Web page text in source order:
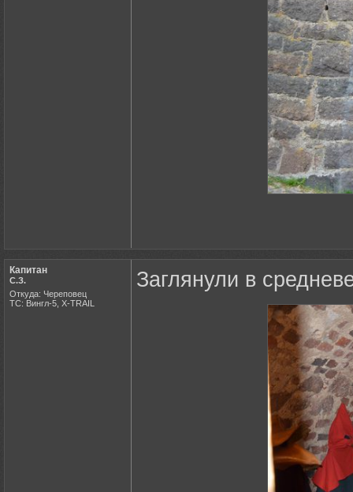
Капитан
С.З.
Откуда: Череповец
ТС: Вингл-5, X-TRAIL
Заглянули в